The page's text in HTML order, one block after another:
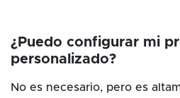
¿Puedo configurar mi
personalizado?
No es necesario, pero es